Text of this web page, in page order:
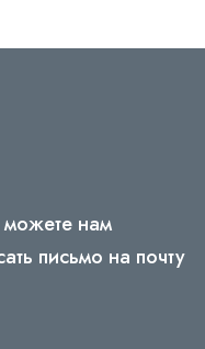
нам
письмо на почту